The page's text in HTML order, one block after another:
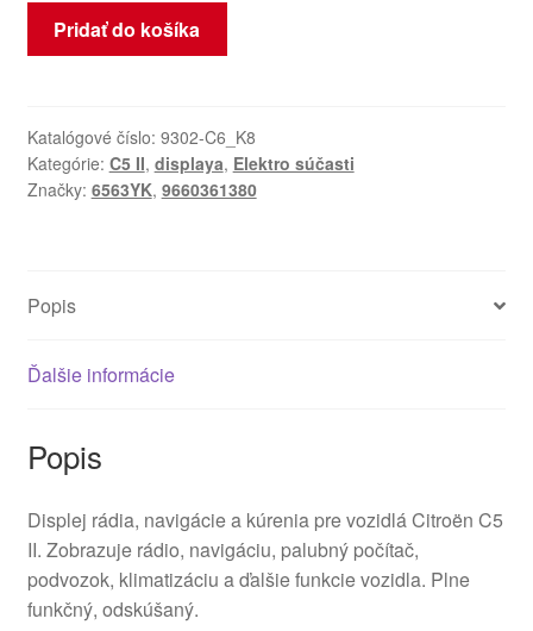
množstvo
Displej
C5
2006
9660361380
Pridať do košíka
Katalógové číslo: 9302-C6_K8
Kategórie: C5 II, displaya, Elektro súčasti
Značky: 6563YK, 9660361380
Popis
Ďalšie informácie
Popis
Displej rádia, navigácie a kúrenia pre vozidlá Citroën C5
II. Zobrazuje rádio, navigáciu, palubný počítač,
podvozok, klimatizáciu a ďalšie funkcie vozidla. Plne
funkčný, odskúšaný.